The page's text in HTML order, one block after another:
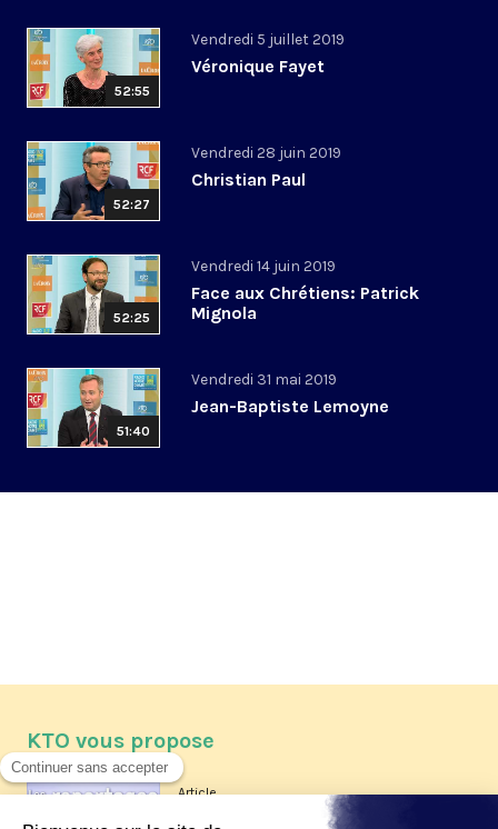
52:55
Vendredi 5 juillet 2019
Véronique Fayet
52:27
Vendredi 28 juin 2019
Christian Paul
52:25
Vendredi 14 juin 2019
Face aux Chrétiens: Patrick
Mignola
51:40
Vendredi 31 mai 2019
Jean-Baptiste Lemoyne
KTO vous propose
Article
Les reportages d'été 2026 de KTO